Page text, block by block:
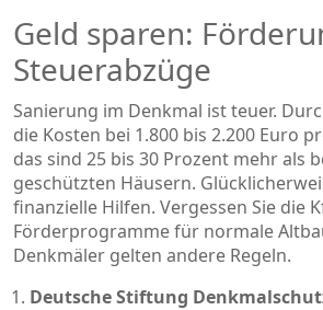
Geld sparen:
Steuerabzüge
Sanierung im Denkmal ist teuer.
die Kosten bei 1.800 bis 2.200 Euro
das sind 25 bis 30 Prozent mehr als
geschützten Häusern.
finanzielle Hilfen. Vergessen Sie die
Förderprogramme für normale
Denkmäler gelten andere Regeln.
Deutsche Stiftung